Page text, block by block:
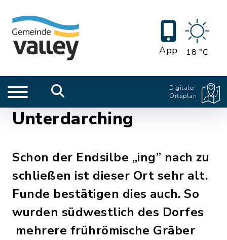
App 18 °C
Digitaler
Ortsplan
Unterdarching
Schon der Endsilbe „ing” nach zu
schließen ist dieser Ort sehr alt.
Funde bestätigen dies auch. So
wurden südwestlich des Dorfes
mehrere frührömische Gräber